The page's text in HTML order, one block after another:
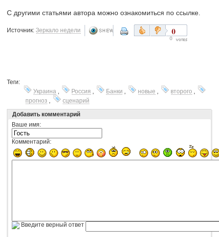
С другими статьями автора можно ознакомиться по ссылке.
Источник: Зеркало недели 0
0
Теги:
Украина
Россия Банки новые второго
прогноз
сценарий
Добавить комментарий
Ваше имя:
Комментарий:
Введите верный ответ